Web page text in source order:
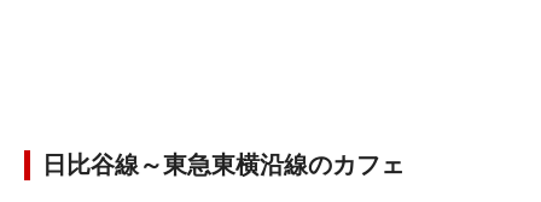
日比谷線～東急東横沿線のカフェ